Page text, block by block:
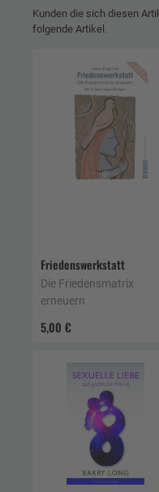
Kunden die sich diesen
folgende Artikel.
Friedenswerkstatt
5,00 €
Die Friedensmatrix
erneuern